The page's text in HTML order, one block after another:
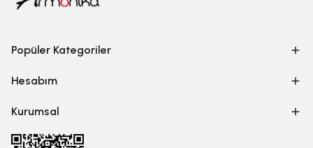
Popüler Kategoriler
Hesabım
Kurumsal